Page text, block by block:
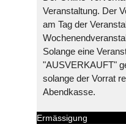
Veranstaltung. Der
am Tag der
Solange eine
"AUSVERKAUFT"
solange der Vorrat
Abendkasse.
Ermässigung